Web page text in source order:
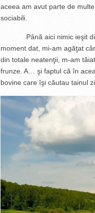
aceea am avut parte de
sociabili.
Până aici nimic ieşit din
moment dat, mi-am agăţat
din totale neatenţii, m-am
frunze. A… şi faptul că în
bovine care îşi căutau tainul